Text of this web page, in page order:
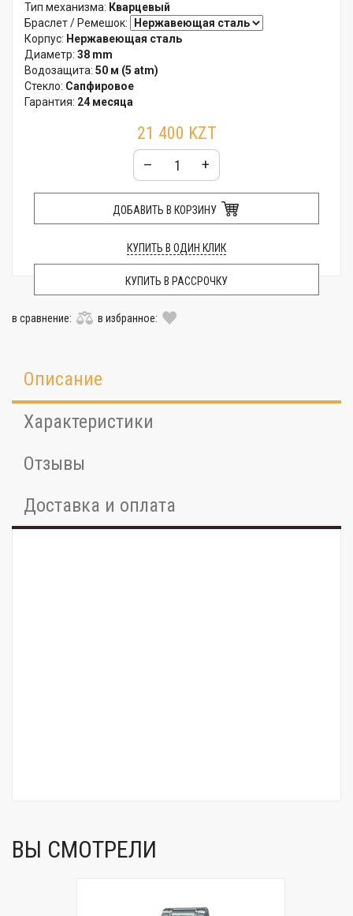
Тип механизма: Кварцевый
Браслет / Ремешок:
Корпус: Нержавеющая сталь
Диаметр: 38 mm
Водозащита: 50 м (5 atm)
Стекло: Сапфировое
Гарантия: 24 месяца
21 400 KZT
– +
ДОБАВИТЬ В КОРЗИНУ
КУПИТЬ В ОДИН КЛИК
КУПИТЬ В РАССРОЧКУ
в сравнение: в избранное:
Описание
Характеристики
Отзывы
Доставка и оплата
ВЫ СМОТРЕЛИ